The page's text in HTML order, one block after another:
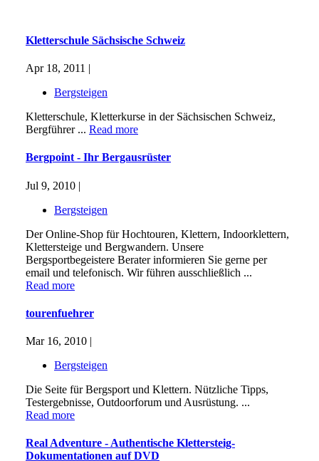
Kletterschule Sächsische Schweiz
Apr 18, 2011 |
Bergsteigen
Kletterschule, Kletterkurse in der Sächsischen Schweiz,
Bergführer ... Read more
Bergpoint - Ihr Bergausrüster
Jul 9, 2010 |
Bergsteigen
Der Online-Shop für Hochtouren, Klettern, Indoorklettern,
Klettersteige und Bergwandern. Unsere
Bergsportbegeistere Berater informieren Sie gerne per
email und telefonisch. Wir führen ausschließlich ...
Read more
tourenfuehrer
Mar 16, 2010 |
Bergsteigen
Die Seite für Bergsport und Klettern. Nützliche Tipps,
Testergebnisse, Outdoorforum und Ausrüstung. ...
Read more
Real Adventure - Authentische Klettersteig-
Dokumentationen auf DVD